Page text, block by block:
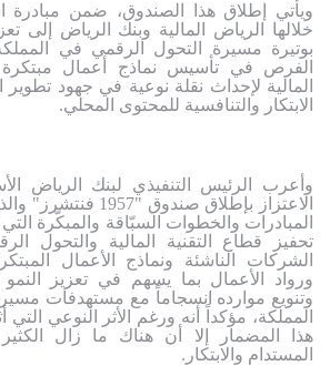
ويأتي إطلاق هذا الصندوق، ضمن مبادرة
خلالها الرياض المالية وبنك الرياض إلى
بوتيرة مسيرة التحول الرقمي في
الفرص في تأسيس نماذج أعمال
المالية لإحداث نقلة نوعية في جهود تطوير
الابتكار والتنافسية للمحتوى المحلي.
وأعرب الرئيس التنفيذي لبنك الرياض
الاعتزاز بإطلاق
المبادرات والخطوات السبّاقة والمبكّرة
تحفيز قطاع التقنية المالية والتحول
الشركات الناشئة ونماذج الأعمال
ورواد الأعمال بما يسهم في تعزيز
وتنويع موارده انسجاماً مع مستهدفات
المملكة، مؤكداً أنه ورغم الأثر النوعي التي
هذا المضمار إلا أن هناك ما زال
المستدام والابتكار.